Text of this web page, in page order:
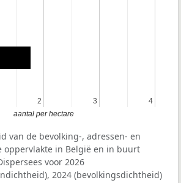
2
2 3
3 4
4
aantal per hectare
van de bevolking-, adressen- en
oppervlakte in België en in buurt
voor 2026
2024 (bevolkingsdichtheid)